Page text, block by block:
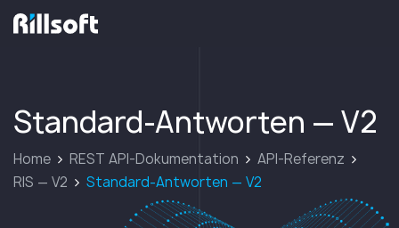
Standard-Antworten — V2
Home REST API-Dokumentation
API-Referenz
RIS — V2
Standard-Antworten — V2